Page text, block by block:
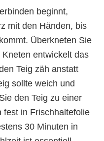
beginnt,
mit den Händen, bis
Überkneten Sie
entwickelt das
Teig zäh anstatt
sollte weich und
den Teig zu einer
fest in Frischhaltefolie
30 Minuten in